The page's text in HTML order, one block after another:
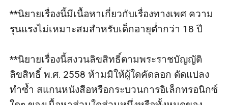
หนุ่มถามอย่างยียวน
“ถ้าจะให้คุณช่วย...ข้อเสนอยังเหมือนเดิมหรือเปล่า” ถาม
งานของตน เดินอ้อมมายืนข้างหลังหญิงสาวที่ยืนอยู่กลาง
ห้อง
“จะให้เหมือนเดิมได้ยังไงครับ...เล่นประกาศตัวเป็นศัตรู
ของมงคลวิบูลย์อย่างนี้ ข้อตกลงมันต้องเพิ่มขึ้นมาหน่อย”
**นิยายเรื่องนี้มีเนื้อหาเกี่ยวกับเรื่องทางเพศ ความ
รุนแรงไม่เหมาะสมสำหรับเด็กอายุต่ำกว่า 18 ปี
**นิยายเรื่องนี้สงวนลิขสิทธิ์ตามพระราชบัญญัติ
ลิขสิทธิ์ พ.ศ. 2558 ห้ามมิให้ผู้ใดคัดลอก ดัดแปลง
ทำซ้ำ สแกนหนังสือหรือกระบวนการอิเล็กทรอนิกซ์